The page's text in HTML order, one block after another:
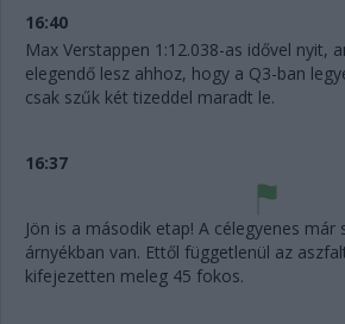
16:40
Max Verstappen 1:12.038-as idővel nyit,
elegendő lesz ahhoz, hogy a Q3-ban
csak szűk két tizeddel maradt le.
16:37
Jön is a második etap! A célegyenes már
árnyékban van. Ettől függetlenül az
kifejezetten meleg 45 fokos.